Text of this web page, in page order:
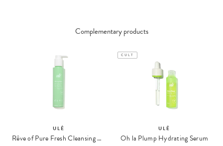
Complementary products
ULÉ
Rêve of Pure Fresh Cleansing Gel
CULT
ULÉ
Oh la Plump Hydrating Serum